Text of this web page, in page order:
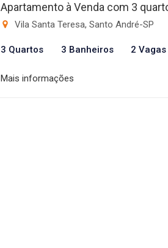
Apartamento à Venda com 3
Vila Santa Teresa, Santo André-SP
3 Quartos 3 Banheiros 2 Vagas
Mais informações